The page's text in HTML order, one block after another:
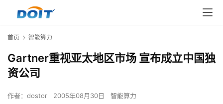
首页 智能算力
Gartner重视亚太地区市场 宣布成立中国独
资公司
作者： dostor 2005年08月30日 智能算力